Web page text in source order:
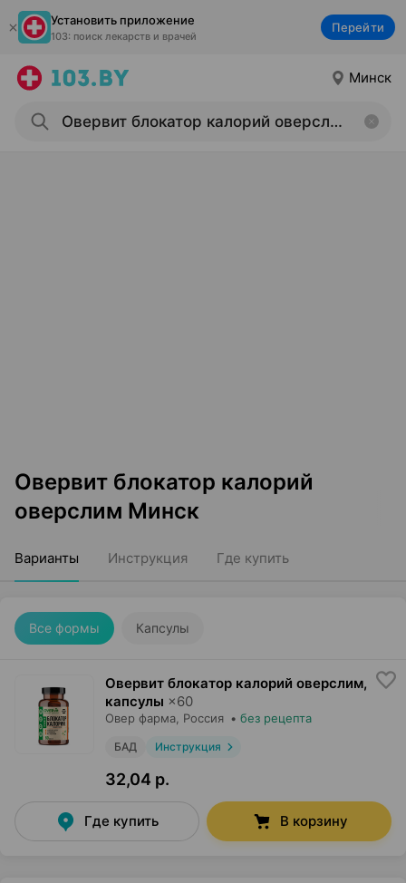
Установить приложение
103: поиск лекарств и врачей
Перейти
Минск
Овервит блокатор калорий
оверслим Минск
Варианты Инструкция Где купить
Все формы Капсулы
Овервит блокатор калорий оверслим,
капсулы ×60
Овер фарма , Россия • без рецепта
БАД Инструкция
32,04 р.
Где купить В корзину